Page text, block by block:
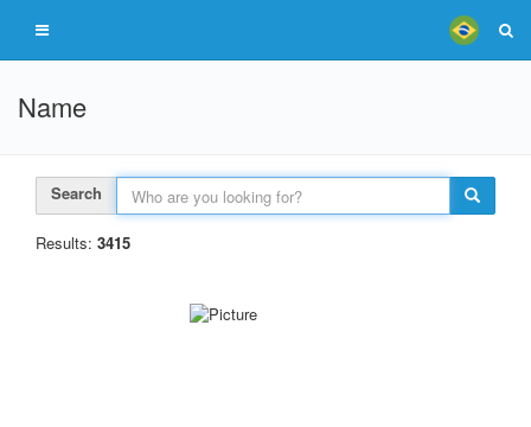
Name
Search
Results: 3415